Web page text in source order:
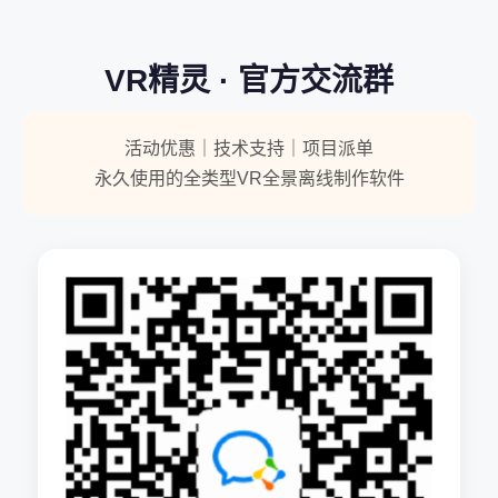
VR精灵 · 官方交流群
活动优惠｜技术支持｜项目派单
永久使用的全类型VR全景离线制作软件